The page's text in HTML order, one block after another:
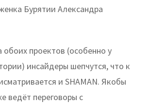
Бурятии Александра
обоих проектов (особенно у
инсайдеры шепчутся, что к
и SHAMAN. Якобы
ведёт переговоры с